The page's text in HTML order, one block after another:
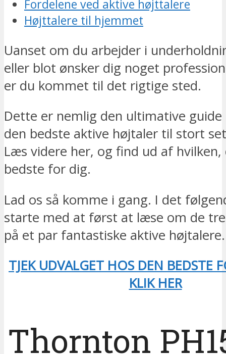
Fordelene ved aktive højttalere
Højttalere til hjemmet
Uanset om du arbejder i
eller blot ønsker dig noget
er du kommet til det rigtige sted.
Dette er nemlig den ultimative
den bedste aktive højtaler til stort
Læs videre her, og find ud af hvilken,
bedste for dig.
Lad os så komme i gang. I det
starte med at først at læse om de
på et par fantastiske aktive højtalere.
TJEK UDVALGET HOS DEN BEDSTE
KLIK HER
Thornton